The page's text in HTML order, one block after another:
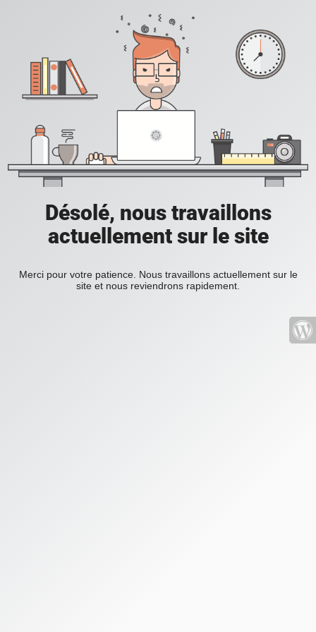
Désolé, nous travaillons
actuellement sur le site
Merci pour votre patience. Nous travaillons actuellement sur le
site et nous reviendrons rapidement.